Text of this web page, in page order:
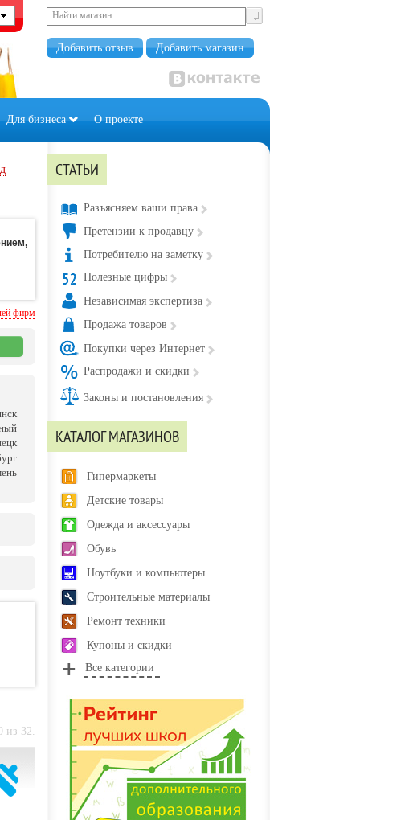
Добавить отзыв Добавить магазин
Для бизнеса О проекте
фирм
из 32.
СТАТЬИ
Разъясняем ваши права
Претензии к продавцу
Потребителю на заметку
Полезные цифры
Независимая экспертиза
Продажа товаров
Покупки через Интернет
Распродажи и скидки
Законы и постановления
КАТАЛОГ МАГАЗИНОВ
Гипермаркеты
Детские товары
Одежда и аксессуары
Обувь
Ноутбуки и компьютеры
Строительные материалы
Ремонт техники
Купоны и скидки
Все категории